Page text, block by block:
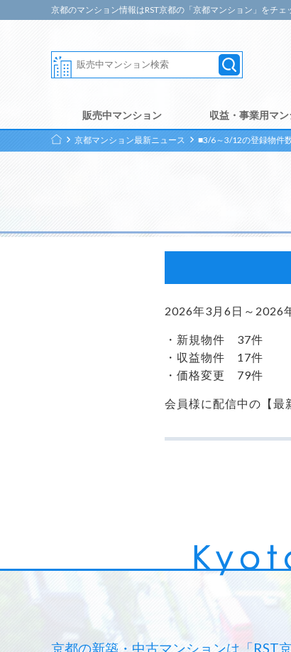
京都のマンション情報はRST京都の「京都マンション」をチェ
販売中マンション 収益・事業用マ
京都マンション最新ニュース ■3/6～3/12の登録物件
2026年3月6日～2026
・新規物件 37件
・収益物件 17件
・価格変更 79件
会員様に配信中の【最
京都の新築・中古マンションは「RST